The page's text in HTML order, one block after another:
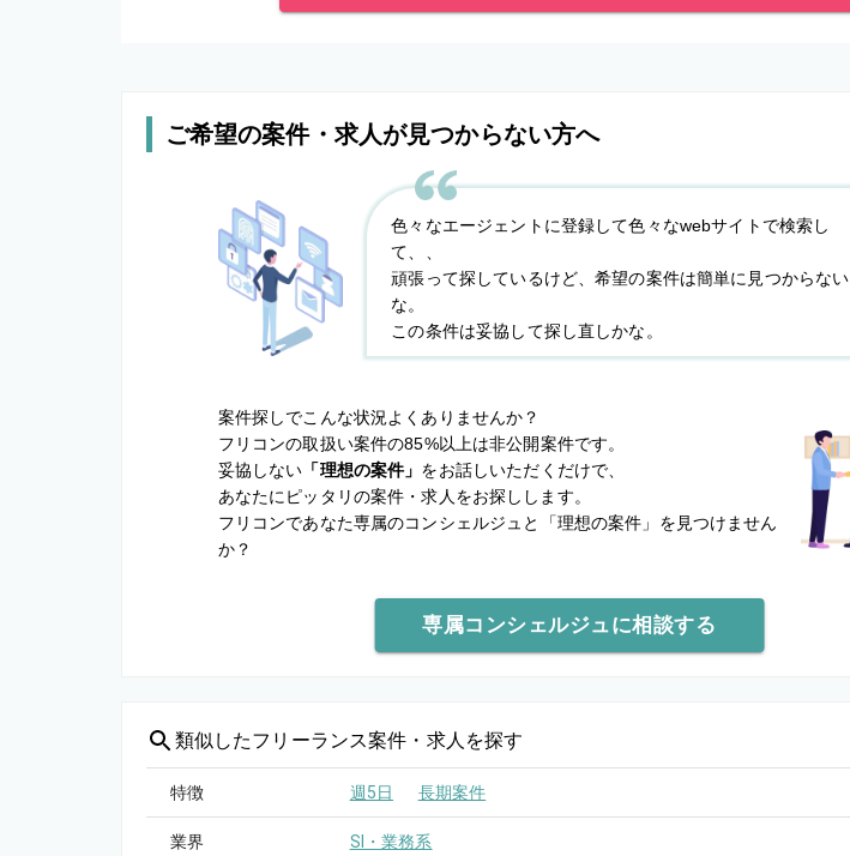
ご希望の案件・求人が見つからない方へ
色々なエージェントに登録して色々なwebサイトで検索し
て、、
頑張って探しているけど、希望の案件は簡単に見つからない
な。
この条件は妥協して探し直しかな。
案件探しでこんな状況よくありませんか？
フリコンの取扱い案件の85%以上は非公開案件です。
妥協しない 「理想の案件」 をお話しいただくだけで、
あなたにピッタリの案件・求人をお探しします。
フリコンであなた専属のコンシェルジュと
「理想の案件」を見つけません
か？
専属コンシェルジュに相談する
類似したフリーランス案件・求人を探す
特徴 週5日 長期案件
業界 SI・業務系